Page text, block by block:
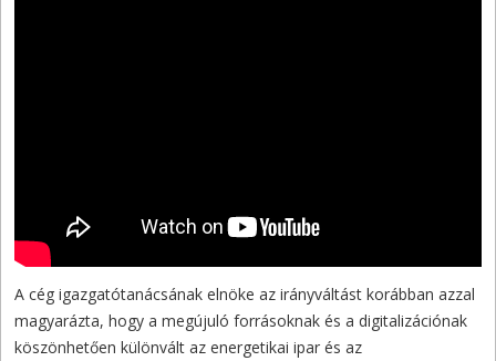
A cég igazgatótanácsának elnöke az irányváltást korábban azzal
magyarázta, hogy a megújuló forrásoknak és a digitalizációnak
köszönhetően különvált az energetikai ipar és az